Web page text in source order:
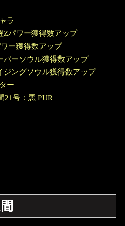
ラ
Zパワー獲得数アップ
ー獲得数アップ
パーソウル獲得数アップ
ジングソウル獲得数アップ
ー
21号：悪 PUR